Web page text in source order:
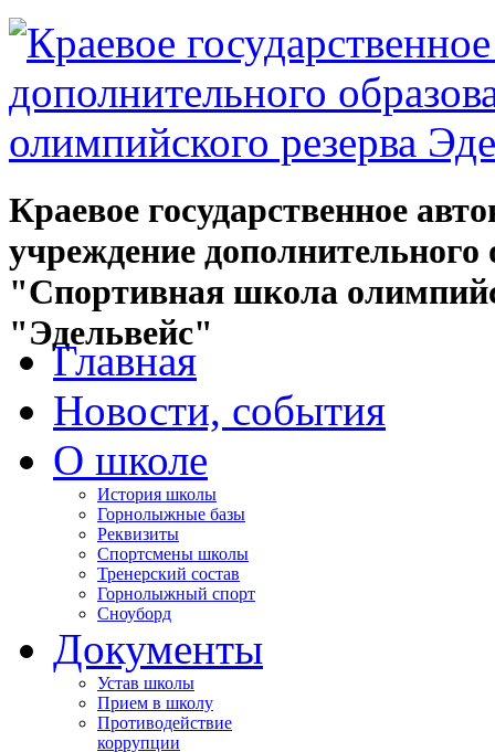
Краевое государственное
учреждение дополнительного
"Спортивная школа
"Эдельвейс"
Главная
Новости, события
О школе
История школы
Горнолыжные базы
Реквизиты
Спортсмены школы
Тренерский состав
Горнолыжный спорт
Сноуборд
Документы
Устав школы
Прием в школу
Противодействие
коррупции